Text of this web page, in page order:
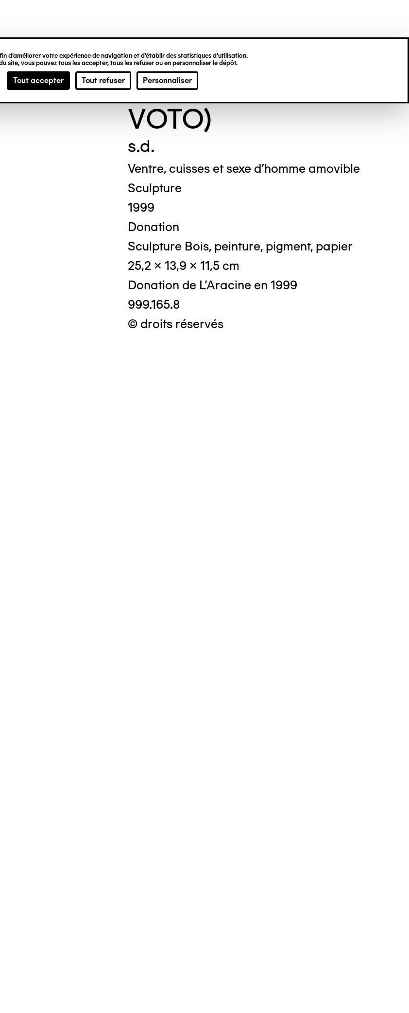
d’améliorer votre expérience de navigation et d’établir des statistiques d’utilisation.
site, vous pouvez tous les accepter, tous les refuser ou en personnaliser le dépôt.
Tout accepter Tout refuser Personnaliser
ANONYME (DIT EX-
VOTO)
s.d.
Ventre, cuisses et sexe d'homme amovible
Sculpture
1999
Donation
Sculpture Bois, peinture, pigment, papier
25,2 x 13,9 x 11,5 cm
Donation de L'Aracine en 1999
999.165.8
© droits réservés